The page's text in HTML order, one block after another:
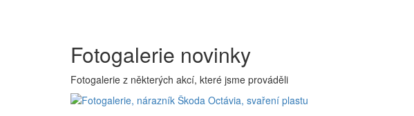
Fotogalerie novinky
Fotogalerie z některých akcí, které jsme prováděli